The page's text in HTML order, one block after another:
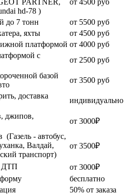
PARTNER,
hd-78 )
от 4500 руб
до 7 тонн
от 5500 руб
яхты
от 4500 руб
платформой от 4000 руб
с
от 2500 руб
базой
от 3500 руб
доставка
индивидуально
джипов,
от 3000₽
(Газель - автобус,
Валдай,
транспорт)
от 3500₽
ДТП
от 3000₽
бесплатно
50% от заказа